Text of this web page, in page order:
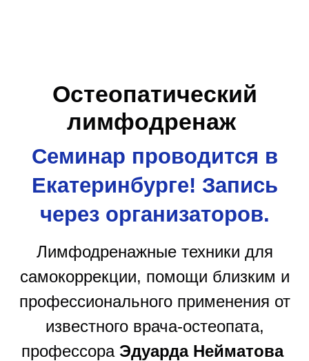
Остеопатический
лимфодренаж
Семинар проводится в
Екатеринбурге! Запись
через организаторов.
Лимфодренажные техники для
самокоррекции, помощи близким и
профессионального применения от
известного врача-остеопата,
профессора Эдуарда Нейматова